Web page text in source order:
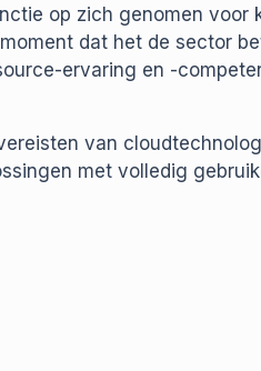
op zich genomen voor
dat het de sector
ervaring en -
van
met volledig